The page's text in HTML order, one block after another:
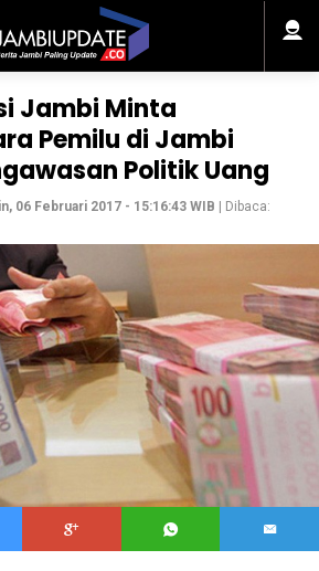
Jambi Minta
Pemilu di Jambi
Politik Uang
06 Februari 2017 - 15:16:43 WIB | Dibaca: